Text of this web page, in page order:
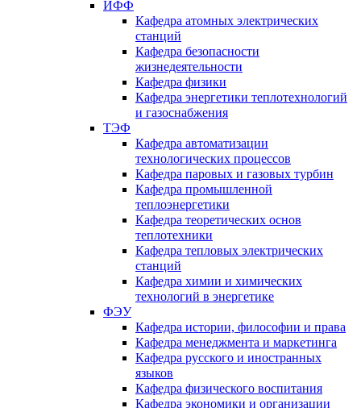
ИФФ
Кафедра атомных электрических
станций
Кафедра безопасности
жизнедеятельности
Кафедра физики
Кафедра энергетики теплотехнологий
и газоснабжения
ТЭФ
Кафедра автоматизации
технологических процессов
Кафедра паровых и газовых турбин
Кафедра промышленной
теплоэнергетики
Кафедра теоретических основ
теплотехники
Кафедра тепловых электрических
станций
Кафедра химии и химических
технологий в энергетике
ФЭУ
Кафедра истории, философии и права
Кафедра менеджмента и маркетинга
Кафедра русского и иностранных
языков
Кафедра физического воспитания
Кафедра экономики и организации